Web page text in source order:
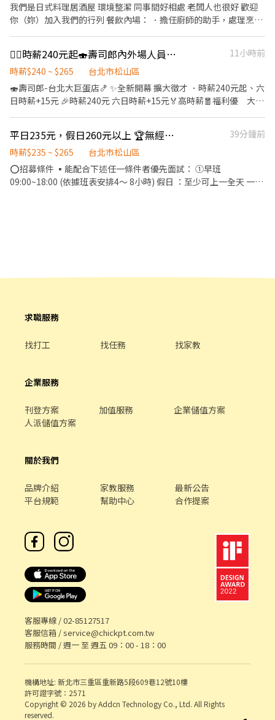
我們是日式料理居酒屋 環境整潔 同事間好相處 老闆人也很好 歡迎
你（妳）加入我們的行列 餐飲內場： ．擔任廚師的助手，處理烹飪
所需要的食材。 ．協助測量食材的容量與重量。 ．負責擺盤、打包
外帶服務。
❤️‍🔥時薪240元起🍣壽司郎內外場人員🎊彈性排班💰無經驗可👨‍🎓學生打工🏆二度就業
11小時前
時薪$240 ~ $265
台北市松山區
🍣壽司郎-台北大巨蛋店🍤 ✨️全新開幕 擴大徵才 ．時薪240元起、六
日時薪+15元 🎉時薪240元 六日時薪+15元🏅高時薪🧧福利優 大企
鐘抵達店鋪🚶‍♂️ ⭕招募條件 ✅️良好職前教育訓練，無經驗者也可以加
入！！！ ✅️歡迎開學打工、假日兼職、二度就業、外籍學生、實習
簽約。 ✅️彈性排班：08:30~23:30(請於面試時與主管確認班表) ✅️不
管是平日早班、週末假日班、放學後打烊班皆有職缺，歡迎直接投
遞履歷！ ⭕工作內容 ▪外場 帶客入座→介紹、服務→飲料提供→
採納同仁的意見，提升參與感 ▪除學習到日本商業禮儀、衛生知識
遷加薪的機會 ▪享有完善的福利制度，加班費為分鐘為單位計算，
平價壽司，致力成為頂尖品牌 ⭕基本保障 ①加班費(以每分鐘為單
⑦提供員工制服 ⑧任職一年後提供免費健檢
平日235元，假日260元以上 🏆無經驗也可以輕鬆上手🧑‍🎓學生打工🌟福利優🏅
39分鐘前
時薪$235 ~ $265
台北市松山區
⭕招募條件 ▪能配合下述任一條件者優先面試： ①早班
09:00~18:00 (依據班表安排4～ 8小時) 假日 ：至少可上一全天 一週
競賽獎金 ▪一年4次考核及調薪！！ ▪加班費5分鐘為單位計算 ⭕
企業魅力 ▪「以人為本」注重團隊合作及交流，採納同仁的意見，
巧，還可接觸店鋪的經營管理，例如：成本控管及數據分析等專業
勤付出 ▪計畫拓展全台灣，讓更多人有機會品嚐美味平價壽司，
求職服務
找打工 找任務 找家教
企業服務
刊登方案 加值服務
企業儲值方案
人派儲值方案
關於我們
品牌介紹 家教服務
最新公告
平台規範
幫助中心 合作提案
客服專線 /02-85127517
客服信箱 /service@chickpt.com.tw
服務時間 / 週一 至 週五 09：00 - 18：00
機構地址: 新北市三重區重新路5段609巷12號10樓
許可證字號：2571
Copyright © 2026 by Addcn Technology Co., Ltd. All Rights
reserved.